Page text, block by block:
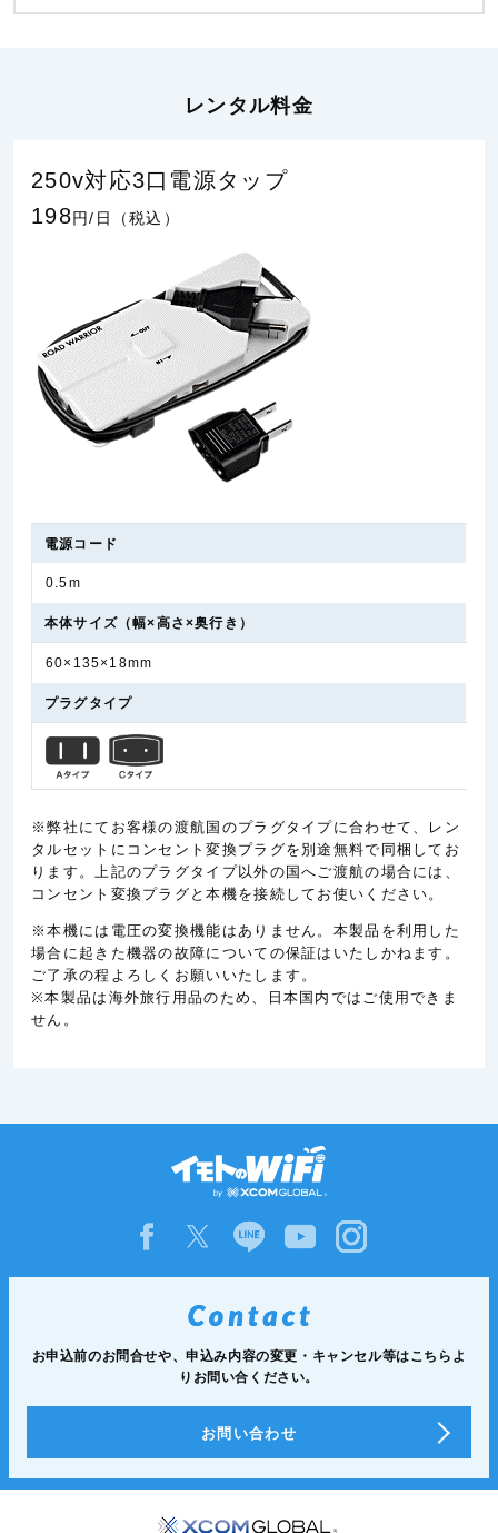
レンタル料金
250v対応3口電源タップ
198円/日（税込）
電源コード
0.5m
本体サイズ （幅×高さ×奥行き）
60×135×18mm
プラグタイプ
※弊社にてお客様の渡航国のプラグタイプに合わせて、レン
タルセットにコンセント変換プラグを別途無料で同梱してお
ります。上記のプラグタイプ以外の国へご渡航の場合には、
コンセント変換プラグと本機を接続してお使いください。
※本機には電圧の変換機能はありません。本製品を利用した
場合に起きた機器の故障についての保証はいたしかねます。
ご了承の程よろしくお願いいたします。
※本製品は海外旅行用品のため、日本国内ではご使用できま
せん。
お申込前のお問合せや、申込み内容の変更・キャンセル等はこちらよ
りお問い合ください。
お問い合わせ